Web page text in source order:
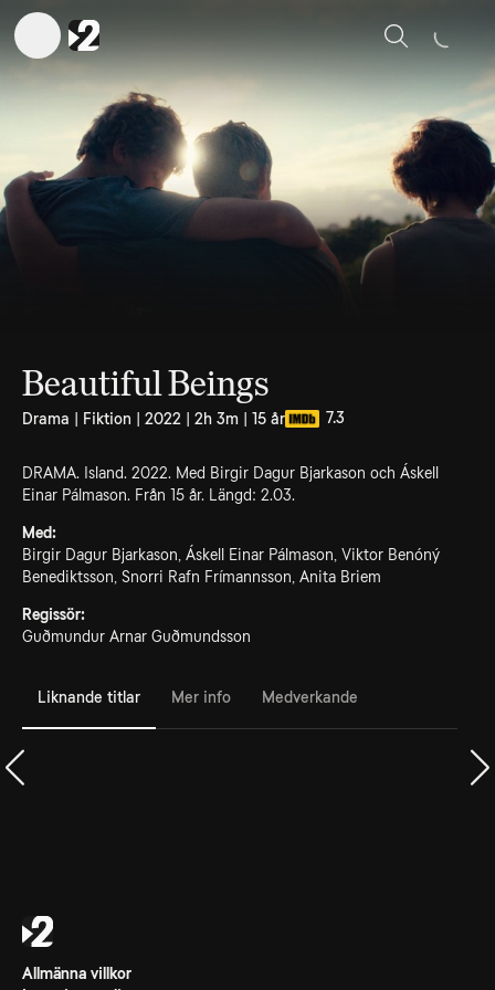
Sök
Beautiful Beings
Drama | Fiktion | 2022 | 2h 3m | 15 år 7.3
DRAMA. Island. 2022. Med Birgir Dagur Bjarkason och Áskell
Einar Pálmason. Från 15 år. Längd: 2.03.
Med:
Birgir Dagur Bjarkason, Áskell Einar Pálmason, Viktor Benóný
Benediktsson, Snorri Rafn Frímannsson, Anita Briem
Regissör:
Guðmundur Arnar Guðmundsson
Liknande titlar Mer info Medverkande
Allmänna villkor